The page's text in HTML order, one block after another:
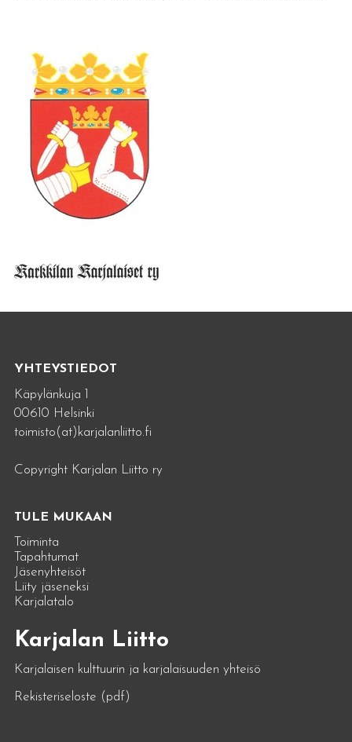
YHTEYSTIEDOT
Käpylänkuja 1
00610 Helsinki
toimisto(at)karjalanliitto.fi
Copyright Karjalan Liitto ry
TULE MUKAAN
Toiminta
Tapahtumat
Jäsenyhteisöt
Liity jäseneksi
Karjalatalo
Karjalan Liitto
Karjalaisen kulttuurin ja karjalaisuuden yhteisö
Rekisteriseloste (pdf)